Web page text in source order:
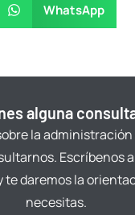
WhatsApp
alguna
la
Escríbenos
te daremos la
necesitas.